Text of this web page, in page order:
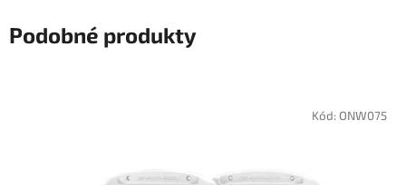
Podobné produkty
Kód: ONW075